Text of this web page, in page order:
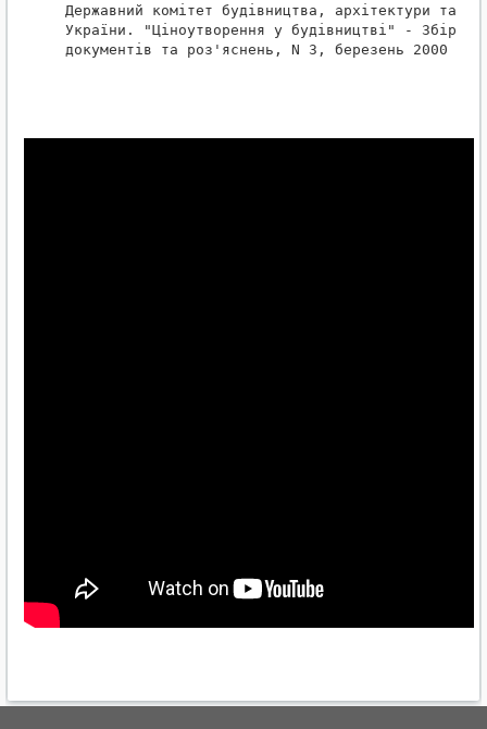
Державний комітет будівництва, архітектури та
України. "Ціноутворення у будівництві" - Збірник
документів та роз'яснень, N 3, березень 2000